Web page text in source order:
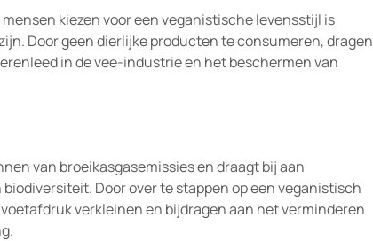
kiezen voor een veganistische levensstijl is
Door geen dierlijke producten te consumeren, dragen
in de vee-industrie en het beschermen van
van broeikasgasemissies en draagt bij aan
Door over te stappen op een veganistisch
verkleinen en bijdragen aan het verminderen